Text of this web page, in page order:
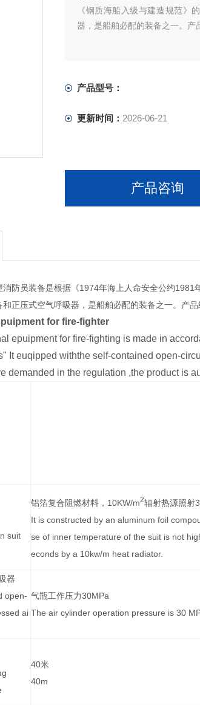
《钢质海船入级与建造规范》
器，是船舶必配的装备之一。产
产品型号：
更新时间： 2026-06-21
产品咨询
防员装备是根据《1974年海上人命安全公约
正压式空气呼吸器，是船舶必配的装备之一。产品
for fire-fighter
epuipment for fire-fighting is made in
It euqipped withthe self-contained open-
demanded in the regulation ,the product is
suit
铝箔复合阻燃材料，10KW/m2辐射热源照射
It is constructed by an aluminum foil
se of inner temperature of the suit is not
econds by a 10kw/m heat radiator.
器
open-
ai
气瓶工作压力30MPa
The air cylinder operation pressure is 30
40米
40m